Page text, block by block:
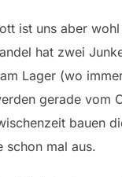
ist uns aber
hat zwei
Lager (wo
gerade vom
bauen
schon mal aus.